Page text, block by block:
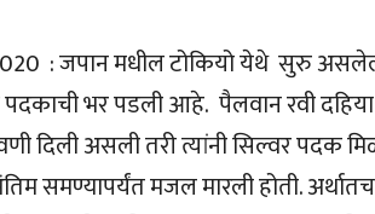
: जपान मधील टोकियो येथे सुरु
भर पडली आहे. पैलवान रवी
दिली असली तरी त्यांनी सिल्वर पदक
समण्यापर्यंत मजल मारली होती.